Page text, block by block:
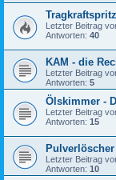
Letzter Beitrag
Antworten: 40
KAM - die
Letzter Beitrag
Antworten: 5
Ölskimmer -
Letzter Beitrag
Antworten: 15
Pulverlöscher
Letzter Beitrag
Antworten: 10